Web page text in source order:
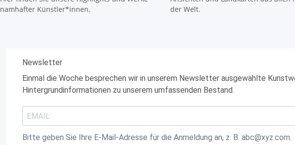
namhafter Künstler*innen.
der Welt.
Newsletter
Einmal die Woche besprechen wir in unserem Newsletter ausgewählte
Hintergrundinformationen zu unserem umfassenden Bestand.
Bitte geben Sie Ihre E-Mail-Adresse für die Anmeldung an, z. B. abc@xyz.com.